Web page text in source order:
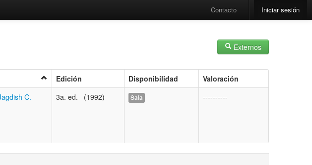
Contacto Iniciar sesión
Externos
Edición Disponibilidad Valoración
C. 3a. ed. (1992) Sala ----------